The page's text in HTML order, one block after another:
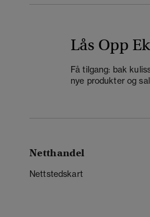
Lås Opp
Få tilgang: bak
nye produkter og
Netthandel
Nettstedskart